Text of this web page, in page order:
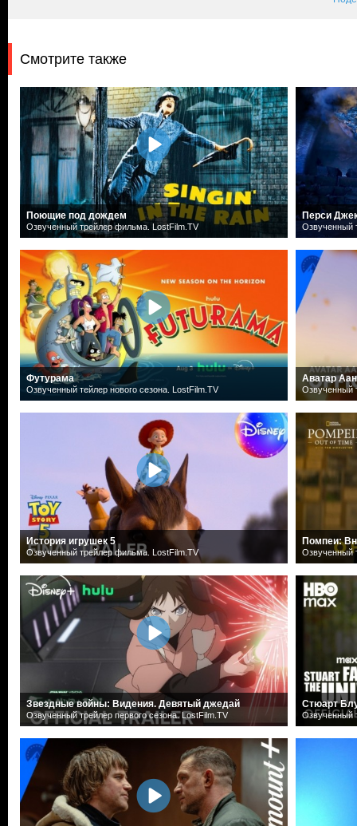
Смотрите также
Поющие под дождем
Озвученный трейлер фильма. LostFilm.TV
Футурама
Озвученный тейлер нового сезона. LostFilm.TV
История игрушек 5
Озвученный трейлер фильма. LostFilm.TV
Звездные войны: Видения. Девятый джедай
Озвученный трейлер первого сезона. LostFilm.TV
Перси
Озвученный
Аватар
Озвученный
Помпеи:
Озвученный
Стюарт
Озвученный